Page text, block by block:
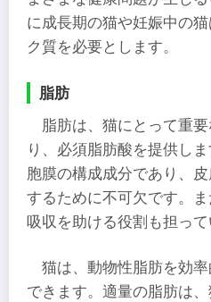
に成長期の猫や妊娠中の
ク質を必要とします。
脂肪
脂肪は、猫にとって重
り、必須脂肪酸を提供し
胞膜の構成成分であり、
するために不可欠です。
吸収を助ける役割も担って
猫は、動物性脂肪を効
できます。適量の脂肪は